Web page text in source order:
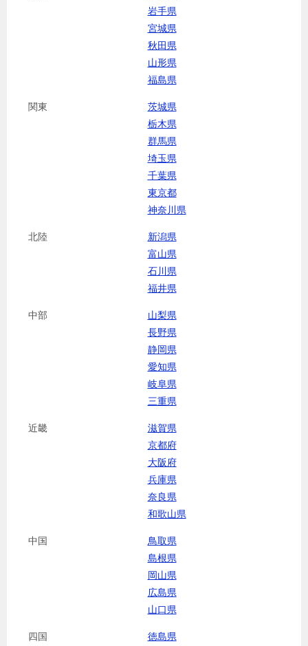
岩手県
宮城県
秋田県
山形県
福島県
関東
茨城県
栃木県
群馬県
埼玉県
千葉県
東京都
神奈川県
北陸
新潟県
富山県
石川県
福井県
中部
山梨県
長野県
静岡県
愛知県
岐阜県
三重県
近畿
滋賀県
京都府
大阪府
兵庫県
奈良県
和歌山県
中国
鳥取県
島根県
岡山県
広島県
山口県
四国 徳島県